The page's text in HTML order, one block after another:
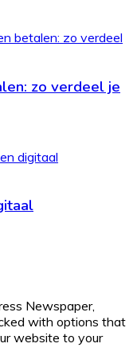
zo verdeel je
Newspaper,
with options that
website to your